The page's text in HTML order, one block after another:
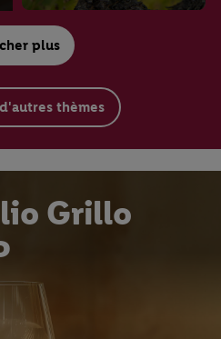
Master of Wine
Rioja : rosé et blanc
plus
thèmes
Grillo